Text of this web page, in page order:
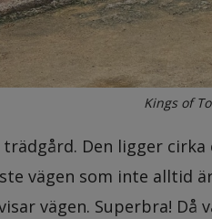
Kings of
Den ligger
vägen som inte alltid
vägen. Superbra!